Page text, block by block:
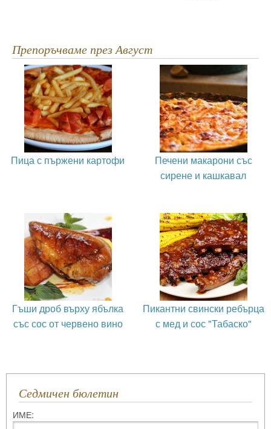
Препоръчваме през Август
Пица с пържени картофи
Печени макарони със
сирене и кашкавал
Гъши дроб върху ябълка
със сос от червено вино
Пикантни свински ребърца
с мед и сос "Табаско"
Седмичен бюлетин
ИМЕ: